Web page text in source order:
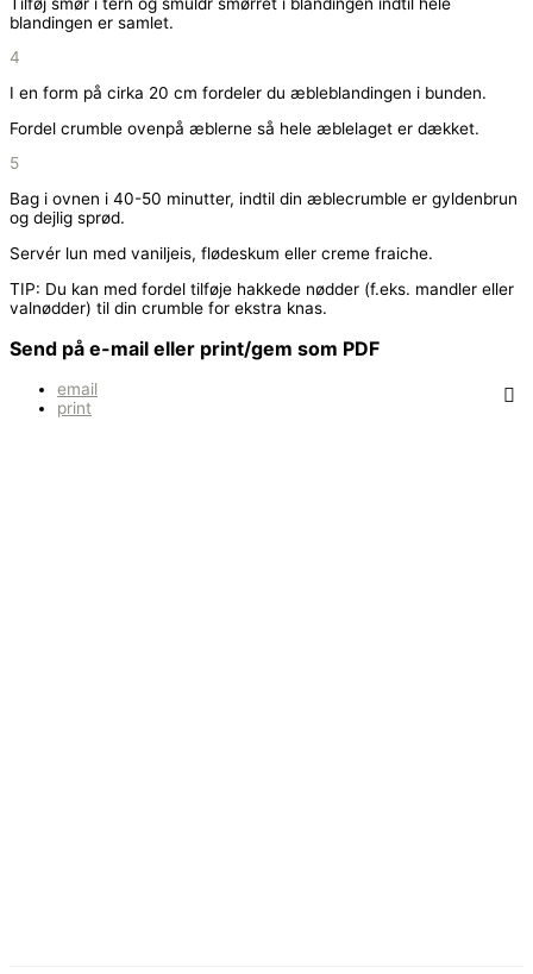
blandingen er samlet.
4
I en form på cirka 20 cm fordeler du æbleblandingen i bunden.
Fordel crumble ovenpå æblerne så hele æblelaget er dækket.
5
Bag i ovnen i 40-50 minutter, indtil din æblecrumble er gyldenbrun
og dejlig sprød.
Servér lun med vaniljeis, flødeskum eller creme fraiche.
TIP: Du kan med fordel tilføje hakkede nødder (f.eks. mandler eller
valnødder) til din crumble for ekstra knas.
Send på e-mail eller print/gem som PDF
email
print